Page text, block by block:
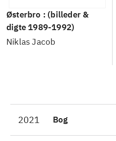
Østerbro : (billeder &
digte 1989-1992)
Niklas Jacob
2021 Bog